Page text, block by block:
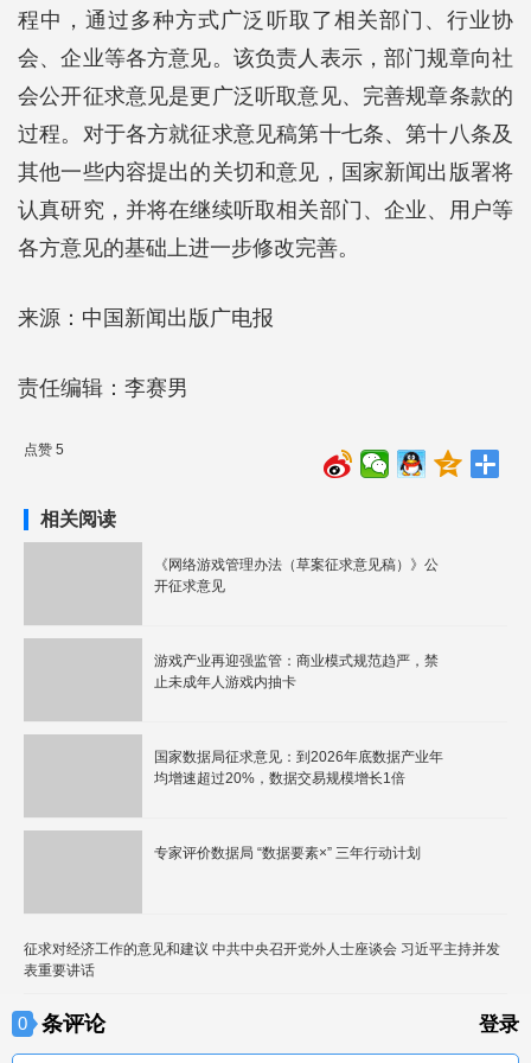
程中，通过多种方式广泛听取了相关部门、行业协
会、企业等各方意见。该负责人表示，部门规章向社
会公开征求意见是更广泛听取意见、完善规章条款的
过程。对于各方就征求意见稿第十七条、第十八条及
其他一些内容提出的关切和意见，国家新闻出版署将
认真研究，并将在继续听取相关部门、企业、用户等
各方意见的基础上进一步修改完善。
来源：中国新闻出版广电报
责任编辑：李赛男
点赞 5
相关阅读
《网络游戏管理办法（草案征求意见稿）》公
开征求意见
游戏产业再迎强监管：商业模式规范趋严，禁
止未成年人游戏内抽卡
国家数据局征求意见：到2026年底数据产业年
均增速超过20%，数据交易规模增长1倍
专家评价数据局 “数据要素×” 三年行动计划
征求对经济工作的意见和建议 中共中央召开党外人士座谈会 习近平主持并发
表重要讲话
0 条评论 登录